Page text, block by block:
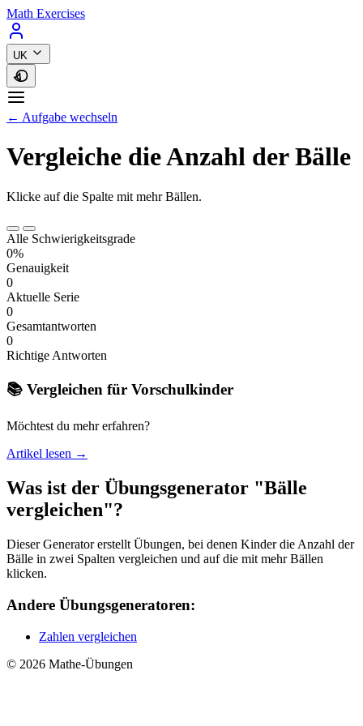
Math Exercises
UK
← Aufgabe wechseln
Vergleiche die Anzahl der Bälle
Klicke auf die Spalte mit mehr Bällen.
Alle Schwierigkeitsgrade
0%
Genauigkeit
0
Aktuelle Serie
0
Gesamtantworten
0
Richtige Antworten
📚 Vergleichen für Vorschulkinder
Möchtest du mehr erfahren?
Artikel lesen →
Was ist der Übungsgenerator "Bälle
vergleichen"?
Dieser Generator erstellt Übungen, bei denen Kinder die Anzahl der
Bälle in zwei Spalten vergleichen und auf die mit mehr Bällen
klicken.
Andere Übungsgeneratoren:
Zahlen vergleichen
© 2026 Mathe-Übungen